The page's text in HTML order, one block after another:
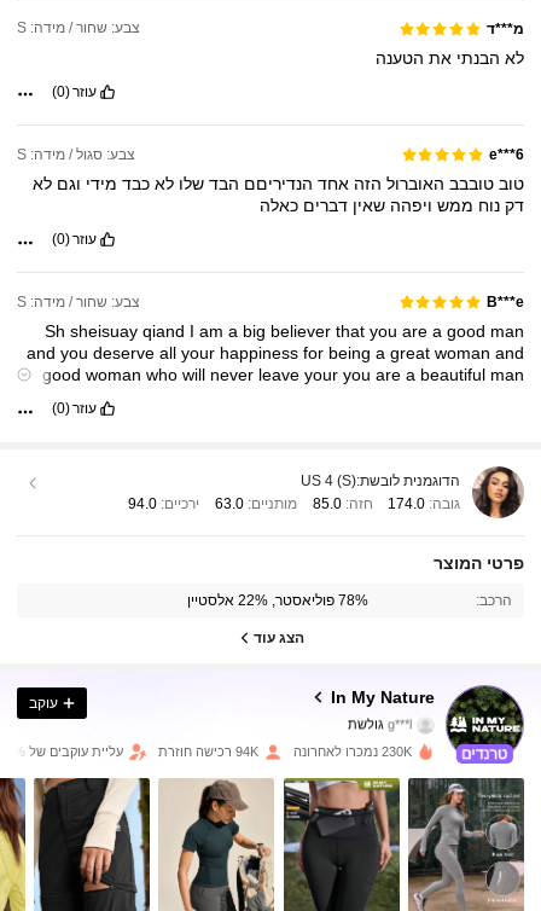
מ***ד צבע: שחור / מידה: S
לא הבנתיאת הטענה
עוזר(0)
e***6 צבע: סגול / מידה: S
טובטובבב האוברול הזהאחד הנדיריםם הבדשלולאכבד מידי וגםלא
דקנוח ממש ויפההשאיןדבריםכאלה
עוזר(0)
B***e צבע: שחור / מידה: S
Sh sheisuay qiand I am a big believer that you are a good man
and you deserve all your happiness for being a great woman and
a good woman who will never leave your you are a beautiful man
thechances
עוזר(0)
הדוגמנית לובשת:US 4 (S)
גובה: 174.0 חזה:85.0 מותניים: 63.0 ירכיים: 94.0
פרטי המוצר
הרכב: 78% פוליאסטר, 22% אלסטיין
הצג עוד
In My Nature
217K עוקבים
g***l גולשת
4.88
217K עוקבים
4.88 217K עוקבים
4.88
4.88
עוקב
230K נמכרו לאחרונה 94K רכישה חוזרת עליית עוקבים של 10%